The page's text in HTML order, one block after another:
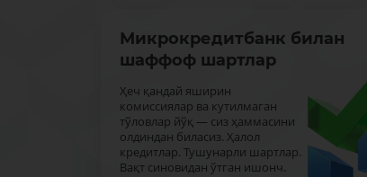
Микрокредитбанк билан
шаффоф шартлар
Ҳеч қандай яширин
комиссиялар ва кутилмаган
тўловлар йўқ — сиз ҳаммасини
олдиндан биласиз. Ҳалол
кредитлар. Тушунарли шартлар.
Вақт синовидан ўтган ишонч.